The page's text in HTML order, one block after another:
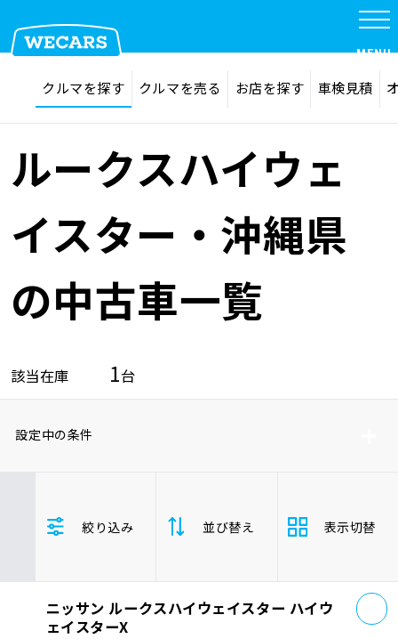
在庫検索 サイト内検索
MENU
クルマを探す
品質管理とサポート体制
オイル交換・点検・整備予約
企業情報
クルマを探す クルマを売る お店を探す 車検見積
ルークスハイウェ
イスター・沖縄県
の中古車一覧
該当在庫 1台
設定中の条件
沖縄県
絞り込み 並び替え
支払総
額
安い順 高
表示切替
ニッサン ルークスハイウェイスター ハイウ
ェイスターX